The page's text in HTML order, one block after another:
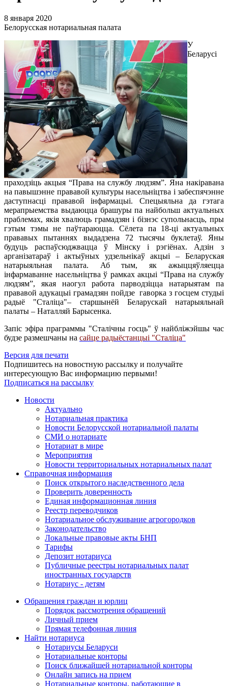
8 января 2020
Белорусская нотариальная палата
У
Беларусі
праходзіць акцыя “Права на службу людзям”. Яна накіравана
на павышэнне прававой культуры насельніцтва і забеспячэнне
даступнасці прававой інфармацыі. Спецыяльна да гэтага
мерапрыемства выдаюцца брашуры па найбольш актуальных
праблемах, якія хвалюць грамадзян і бізнэс супольнасць, пры
гэтым тэмы не паўтараюцца. Сёлета па 18-ці актуальных
прававых пытаннях выдадзена 72 тысячы буклетаў. Яны
будуць распаўсюджвацца ў Мінску і рэгіёнах. Адзін з
арганізатараў і актыўных удзельнікаў акцыі – Беларуская
натарыяльная палата. Аб тым, як ажыццяўляецца
інфармаванне насельніцтва ў рамках акцыі “Права на службу
людзям”, якая наогул работа парводзіцца натарыятам па
прававой адукацыі грамадзян пойдзе гаворка з госцем студыі
радыё "Сталiца"– старшынёй Беларускай натарыяльнай
палаты – Наталляй Барысенка.
Запiс эфiра праграммы "Сталiчны госць" ў найблiжэйшы час
будзе размешчаны на сайце радыёстанцыi "Сталiца"
Версия для печати
Подпишитесь на новостную рассылку и получайте
интересующую Вас информацию первыми!
Подписаться на рассылку
Новости
Актуально
Нотариальная практика
Новости Белорусской нотариальной палаты
СМИ о нотариате
Нотариат в мире
Мероприятия
Новости территориальных нотариальных палат
Справочная информация
Поиск открытого наследственного дела
Проверить доверенность
Единая информационная линия
Реестр переводчиков
Нотариальное обслуживание агрогородков
Законодательство
Локальные правовые акты БНП
Тарифы
Депозит нотариуса
Публичные реестры нотариальных палат
иностранных государств
Нотариус - детям
Обращения граждан и юрлиц
Порядок рассмотрения обращений
Личный прием
Прямая телефонная линия
Найти нотариуса
Нотариусы Беларуси
Нотариальные конторы
Поиск ближайшей нотариальной конторы
Онлайн запись на прием
Нотариальные конторы, работающие в